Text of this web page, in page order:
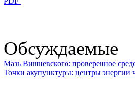
Обсуждаемые
Мазь Вишневского: проверенное
Точки акупунктуры: центры энергии